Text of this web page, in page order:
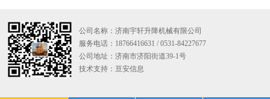
公司名称：济南宇轩升降机械有限公司
服务电话：18766416631 / 0531-84227677
公司地址：济南市济阳街道39-1号
技术支持： 亘安信息